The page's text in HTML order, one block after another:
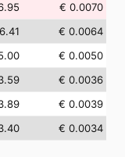
€ 0.0070
€ 0.0064
€ 0.0050
€ 0.0036
€ 0.0039
€ 0.0034